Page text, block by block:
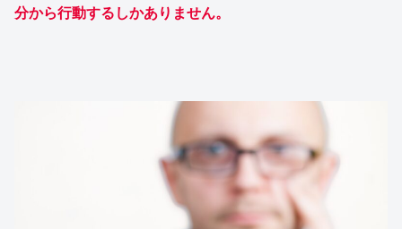
分から行動するしかありません。